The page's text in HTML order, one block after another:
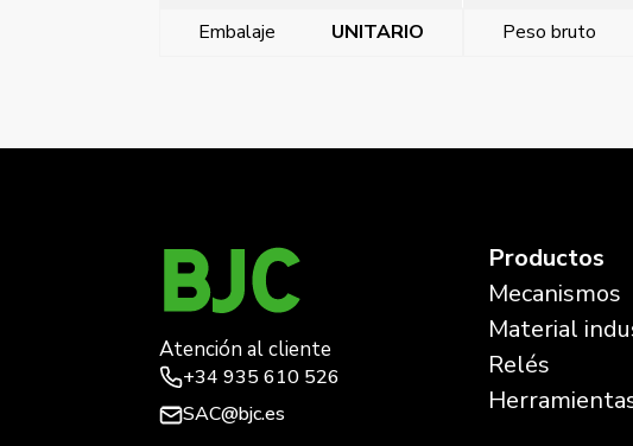
Embalaje
UNITARIO Peso bruto
Atención al cliente
+34935 610 526
SAC@bjc.es
Productos
Mecanismos
Material
Relés